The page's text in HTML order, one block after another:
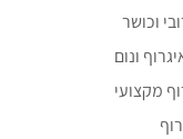
וכושר
ונום
מקצועי